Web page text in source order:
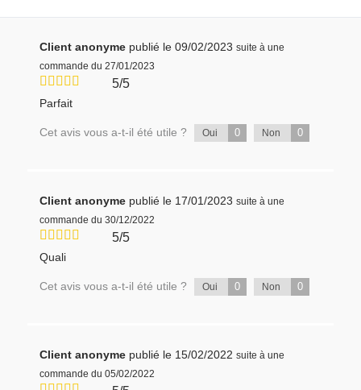
Client anonyme publié le 09/02/2023 suite à une
commande du 27/01/2023
5/5
Parfait
Cet avis vous a-t-il été utile ? Oui 0 Non 0
Client anonyme publié le 17/01/2023 suite à une
commande du 30/12/2022
5/5
Quali
Cet avis vous a-t-il été utile ? Oui 0 Non 0
Client anonyme publié le 15/02/2022 suite à une
commande du 05/02/2022